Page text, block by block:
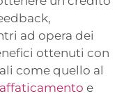
ad opera dei
ottenuti con
come quello al
e